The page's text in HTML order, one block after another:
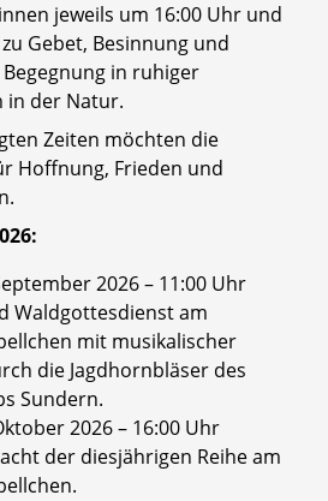
jeweils um 16:00 Uhr und
Gebet, Besinnung und
in ruhiger
in der Natur.
Zeiten möchten die
Hoffnung, Frieden und
2026 – 11:00 Uhr
Waldgottesdienst am
mit musikalischer
die Jagdhornbläser des
Sundern.
2026 – 16:00 Uhr
der diesjährigen Reihe am